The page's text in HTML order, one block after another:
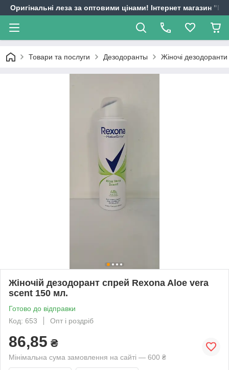
Оригінальні леза за оптовими цінами! Інтернет магазин
Товари та послуги Дезодоранты Жіночі дезодоранти
Жіночій дезодорант спрей Rexona Aloe vera
scent 150 мл.
Готово до відправки
Код: 653
Опт і роздріб
86,85 ₴
Мінімальна сума замовлення на сайті — 600 ₴